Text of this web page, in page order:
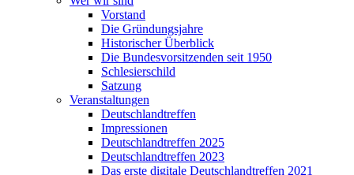
Vorstand
Die Gründungsjahre
Historischer Überblick
Die Bundesvorsitzenden seit 1950
Schlesierschild
Satzung
Veranstaltungen
Deutschlandtreffen
Impressionen
Deutschlandtreffen 2025
Deutschlandtreffen 2023
Das erste digitale Deutschlandtreffen 2021